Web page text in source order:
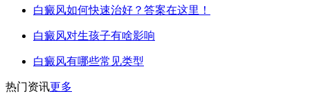
白癜风如何快速治好？答案在这里！
白癜风对生孩子有啥影响
白癜风有哪些常见类型
热门资讯更多